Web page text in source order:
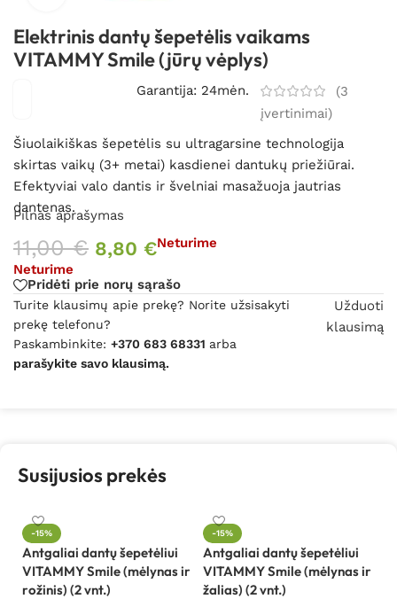
Elektrinis dantų šepetėlis vaikams
VITAMMY Smile (jūrų vėplys)
Garantija: 24mėn. (3
įvertinimai)
Šiuolaikiškas šepetėlis su ultragarsine technologija
skirtas vaikų (3+ metai) kasdienei dantukų priežiūrai.
Efektyviai valo dantis ir švelniai masažuoja jautrias
dantenas.
Pilnas aprašymas
11,00€ 8,80 €Neturime
Neturime
Pridėti prie norų sąrašo
Turite klausimų apie prekę? Norite užsisakyti
prekę telefonu?
Paskambinkite: +370 683 68331 arba
parašykite savo klausimą.
Užduoti
klausimą
Susijusios prekės
-15%
Antgaliai dantų šepetėliui
VITAMMY Smile (mėlynas ir
rožinis) (2 vnt.)
-15%
Antgaliai dantų šepetėliui
VITAMMY Smile (mėlynas ir
žalias) (2 vnt.)